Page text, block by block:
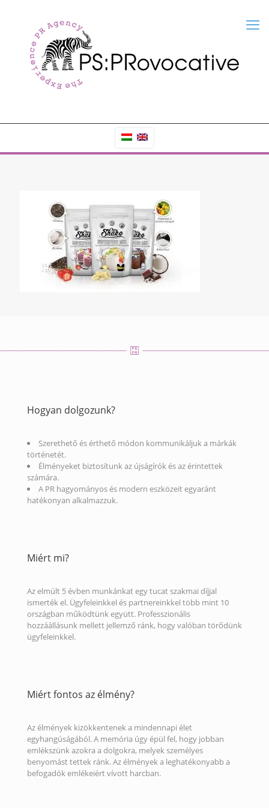
Hogyan dolgozunk?
Szerethető és érthető módon kommunikáljuk a márkák
történetét.
Élményeket biztosítunk az újságírók és az érintettek
számára.
A PR hagyományos és modern eszközeit egyaránt
hatékonyan alkalmazzuk.
Miért mi?
Az elmúlt 5 évben munkánkat egy tucat szakmai díjjal
ismerték el. Ügyfeleinkkel és partnereinkkel több mint 10
országban működtünk együtt. Professzionális
hozzáállásunk mellett jellemző ránk, hogy valóban törődünk
ügyfeleinkkel.
Miért fontos az élmény?
Az élmények kizökkentenek a mindennapi élet
egyhangúságából. A memória úgy épül fel, hogy jobban
emlékszünk azokra a dolgokra, melyek személyes
benyomást tettek ránk. Az élmények a leghatékonyabb a
befogadók emlékeiért vívott harcban.